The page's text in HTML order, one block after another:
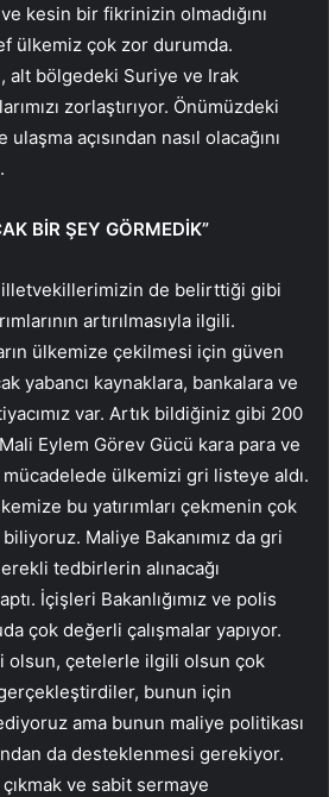
kesin bir fikrinizin olmadığını
ülkemiz çok zor durumda.
alt bölgedeki Suriye ve Irak
zorlaştırıyor. Önümüzdeki
açısından nasıl olacağını
BİR ŞEY GÖRMEDİK”
de belirttiği gibi
artırılmasıyla ilgili.
ülkemize çekilmesi için güven
yabancı kaynaklara, bankalara ve
var. Artık bildiğiniz gibi 200
Eylem Görev Gücü kara para ve
ülkemizi gri listeye aldı.
bu yatırımları çekmenin çok
Maliye Bakanımız da gri
tedbirlerin alınacağı
İçişleri Bakanlığımız ve polis
çok değerli çalışmalar yapıyor.
olsun, çetelerle ilgili olsun çok
bunun için
ama bunun maliye politikası
da desteklenmesi gerekiyor.
ve sabit sermaye